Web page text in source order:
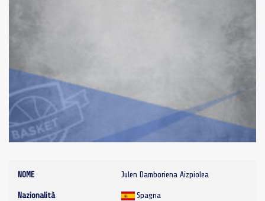
NOME Julen Damboriena Aizpiolea
Nazionalità Spagna